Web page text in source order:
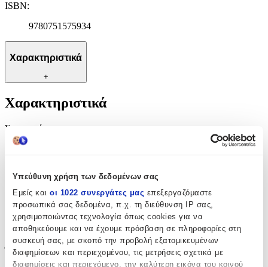
Υπεύθυνη χρήση των δεδομένων σας
Εμείς και οι 1022 συνεργάτες μας επεξεργαζόμαστε
προσωπικά σας δεδομένα, π.χ. τη διεύθυνση IP σας,
χρησιμοποιώντας τεχνολογία όπως cookies για να
αποθηκεύουμε και να έχουμε πρόσβαση σε πληροφορίες στη
συσκευή σας, με σκοπό την προβολή εξατομικευμένων
διαφημίσεων και περιεχομένου, τις μετρήσεις σχετικά με
διαφημίσεις και περιεχόμενο, την καλύτερη εικόνα του κοινού
ISBN:
9780751575934
Χαρακτηριστικά
+
Χαρακτηριστικά
Συγγραφέας
Sphere
Ημερομηνία Έκδοσης:
09/09/2020
Έτος Έκδοσης